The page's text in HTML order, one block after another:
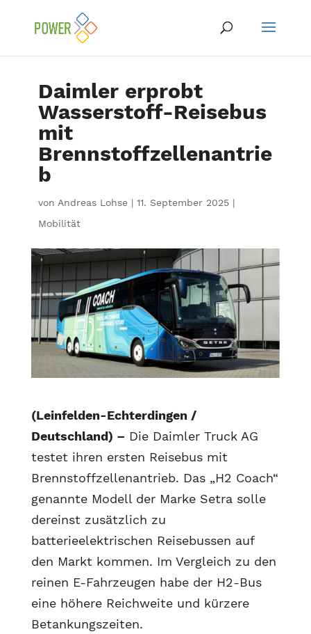
Daimler erprobt
Wasserstoff-Reisebus
mit
Brennstoffzellenantrie
b
von Andreas Lohse| 11. September 2025|
Mobilität
(Leinfelden-Echterdingen /
Deutschland) – Die Daimler Truck AG
testet ihren ersten Reisebus mit
Brennstoffzellenantrieb. Das „H2 Coach“
genannte Modell der Marke Setra solle
dereinst zusätzlich zu
batterieelektrischen Reisebussen auf
den Markt kommen. Im Vergleich zu den
reinen E-Fahrzeugen habe der H2-Bus
eine höhere Reichweite und kürzere
Betankungszeiten.